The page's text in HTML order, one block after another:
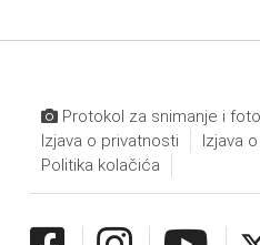
Protokol za snimanje i
Izjava o privatnosti
Izjava
Politika kolačića